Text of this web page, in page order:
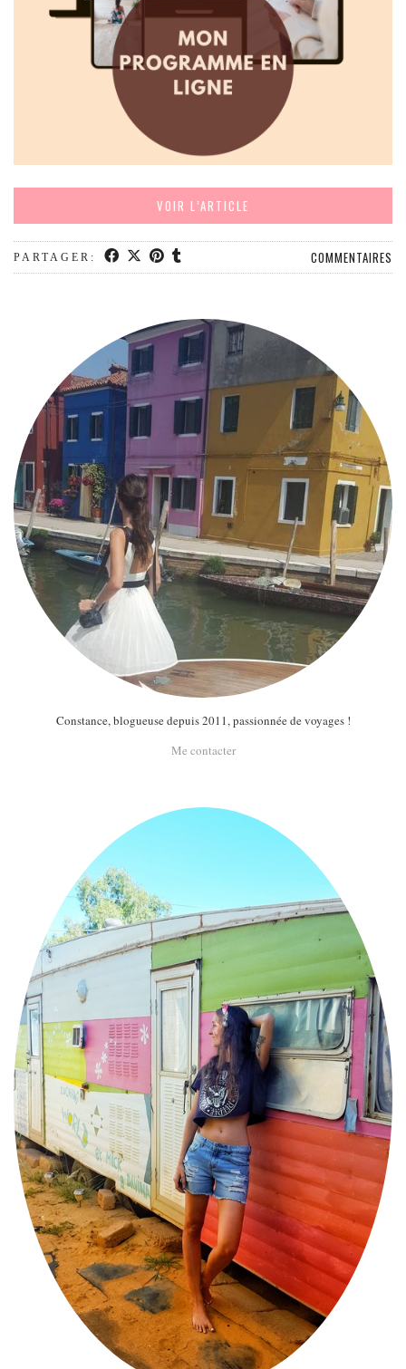
AUSTRALIE
ARTICLES PRATIQUES
MON PROGRAMME DE YOGA EN LIGNE
AUTRES CATÉGORIES
DIY
LIFESTYLE
PARUTIONS ET PARTENARIATS
VOIR L’ARTICLE
PARTAGER: COMMENTAIRES
Constance, blogueuse depuis 2011, passionnée de voyages !
Me contacter